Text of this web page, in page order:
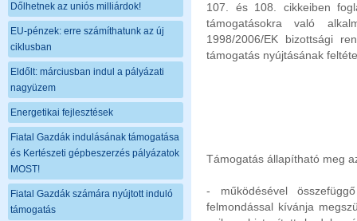
Dőlhetnek az uniós milliárdok!
EU-pénzek: erre számíthatunk az új
ciklusban
Eldőlt: márciusban indul a pályázati
nagyüzem
Energetikai fejlesztések
Fiatal Gazdák indulásának támogatása
és Kertészeti gépbeszerzés pályázatok
MOST!
Fiatal Gazdák számára nyújtott induló
támogatás
107. és 108. cikkeiben
támogatásokra való
1998/2006/EK bizottsági
támogatás nyújtásának
Támogatás állapítható meg
- működésével
felmondással kívánja